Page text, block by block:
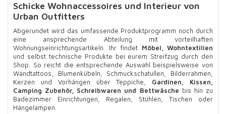
Schicke Wohnaccessoires und Interieur von
Urban Outfitters
Abgerundet wird das umfassende Produktprogramm noch durch
eine ansprechende Abteilung mit vorteilhaften
Wohnungseinrichtungsartikeln. Ihr findet Möbel, Wohntextilien
und selbst technische Produkte bei eurem Streifzug durch den
Shop. So reicht die entsprechende Auswahl beispielsweise von
Wandtattoos, Blumenkübeln, Schmuckschatullen, Bilderrahmen,
Kerzen und Vorhängen über Teppiche, Gardinen, Kissen,
Camping Zubehör, Schreibwaren und Bettwäsche bis hin zu
Badezimmer Einrichtungen, Regalen, Stühlen, Tischen oder
Hängelampen.